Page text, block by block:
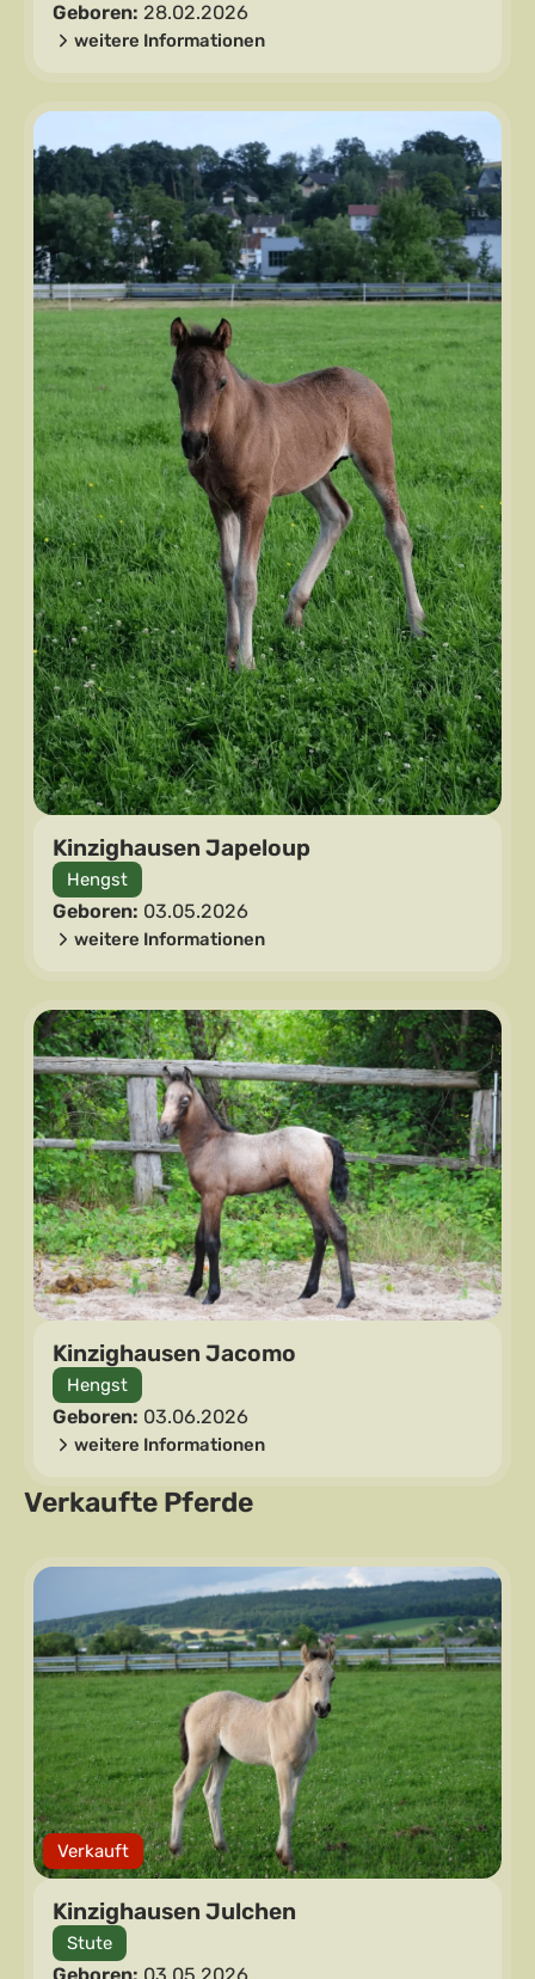
Geboren: 28.02.2026
weitere Informationen
Kinzighausen Japeloup
Hengst
Geboren: 03.05.2026
weitere Informationen
Kinzighausen Jacomo
Hengst
Geboren: 03.06.2026
weitere Informationen
Verkaufte Pferde
Verkauft
Kinzighausen Julchen
Stute